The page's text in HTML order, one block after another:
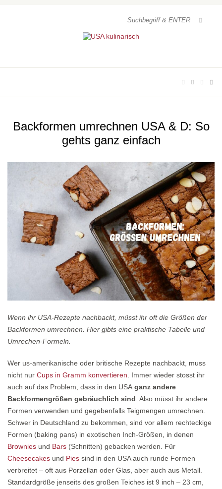
Backformen umrechnen USA & D: So
gehts ganz einfach
Wenn ihr USA-Rezepte nachbackt, müsst ihr oft die Größen der
Backformen umrechnen. Hier gibts eine praktische Tabelle und
Umrechen-Formeln.
Wer us-amerikanische oder britische Rezepte nachbackt, muss
nicht nur Cups in Gramm konvertieren . Immer wieder stosst ihr
auch auf das Problem, dass in den USA ganz andere
Backformengrößen gebräuchlich sind . Also müsst ihr andere
Formen verwenden und gegebenfalls Teigmengen umrechnen.
Schwer in Deutschland zu bekommen, sind vor allem rechteckige
Formen (baking pans) in exotischen Inch-Größen, in denen
Brownies und Bars (Schnitten) gebacken werden. Für
Cheesecakes und Pies sind in den USA auch runde Formen
verbreitet – oft aus Porzellan oder Glas, aber auch aus Metall.
Standardgröße jenseits des großen Teiches ist 9 inch – 23 cm,